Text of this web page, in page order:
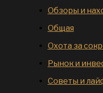
Обзоры и
Общая
Охота за
Рынок и
Советы и